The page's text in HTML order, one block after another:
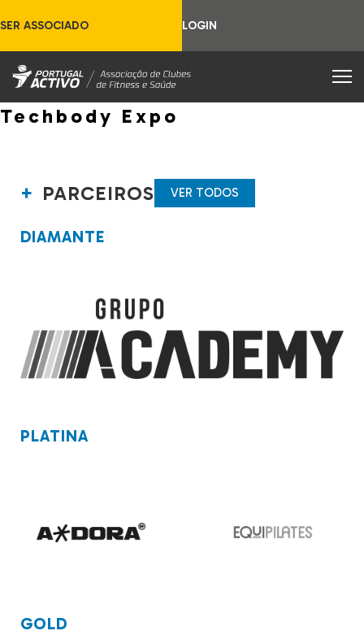
SER ASSOCIADO LOGIN
Techbody Expo
PARCEIROS VER TODOS
DIAMANTE
PLATINA
GOLD